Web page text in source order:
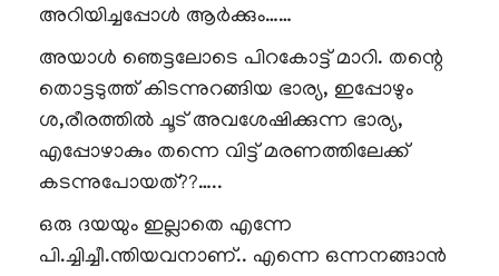
അറിയിച്ചപ്പോൾ ആർക്കും……
അയാൾ ഞെട്ടലോടെ പിറകോട്ട് മാറി. തന്റെ
തൊട്ടടുത്ത് കിടന്നുറങ്ങിയ ഭാര്യ, ഇപ്പോഴും
ശ,രീരത്തിൽ ചൂട് അവശേഷിക്കുന്ന ഭാര്യ,
എപ്പോഴാകും തന്നെ വിട്ട് മരണത്തിലേക്ക്
കടന്നുപോയത്??…..
ഒരു ദയയും ഇല്ലാതെ എന്നേ
പി.ച്ചിച്ചീ.ന്തിയവനാണ്.. എന്നെ ഒന്നനങ്ങാൻ